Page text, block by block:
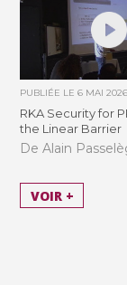
PUBLIÉE LE6 MAI 2026
RKA Security for
the Linear Barrier
De Alain
VOIR +